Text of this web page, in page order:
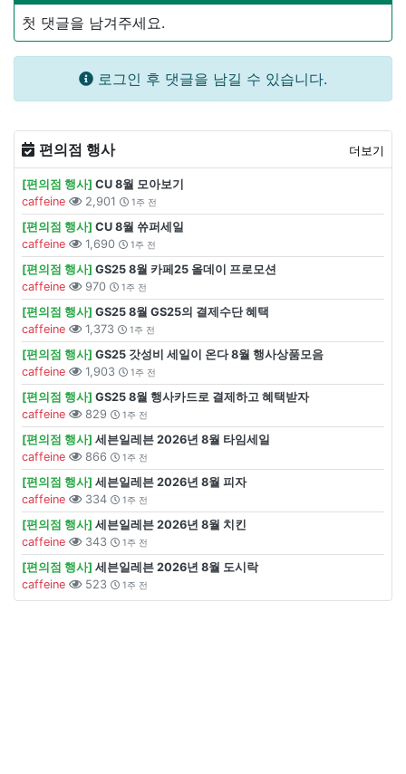
첫 댓글을 남겨주세요.
로그인 후 댓글을 남길 수 있습니다.
편의점 행사 더보기
[편의점 행사] CU 8월 모아보기
caffeine
2,901 1주 전
[편의점 행사] CU 8월 쓔퍼세일
caffeine
1,690 1주 전
[편의점 행사] GS25 8월 카페25 올데이 프로모션
caffeine
970 1주 전
[편의점 행사] GS25 8월 GS25의 결제수단 혜택
caffeine
1,373 1주 전
[편의점 행사] GS25 갓성비 세일이 온다 8월 행사상품모음
caffeine
1,903 1주 전
[편의점 행사] GS25 8월 행사카드로 결제하고 혜택받자
caffeine
829 1주 전
[편의점 행사] 세븐일레븐 2026년 8월 타임세일
caffeine
866 1주 전
[편의점 행사] 세븐일레븐 2026년 8월 피자
caffeine
334 1주 전
[편의점 행사] 세븐일레븐 2026년 8월 치킨
caffeine
343 1주 전
[편의점 행사] 세븐일레븐 2026년 8월 도시락
caffeine
523 1주 전